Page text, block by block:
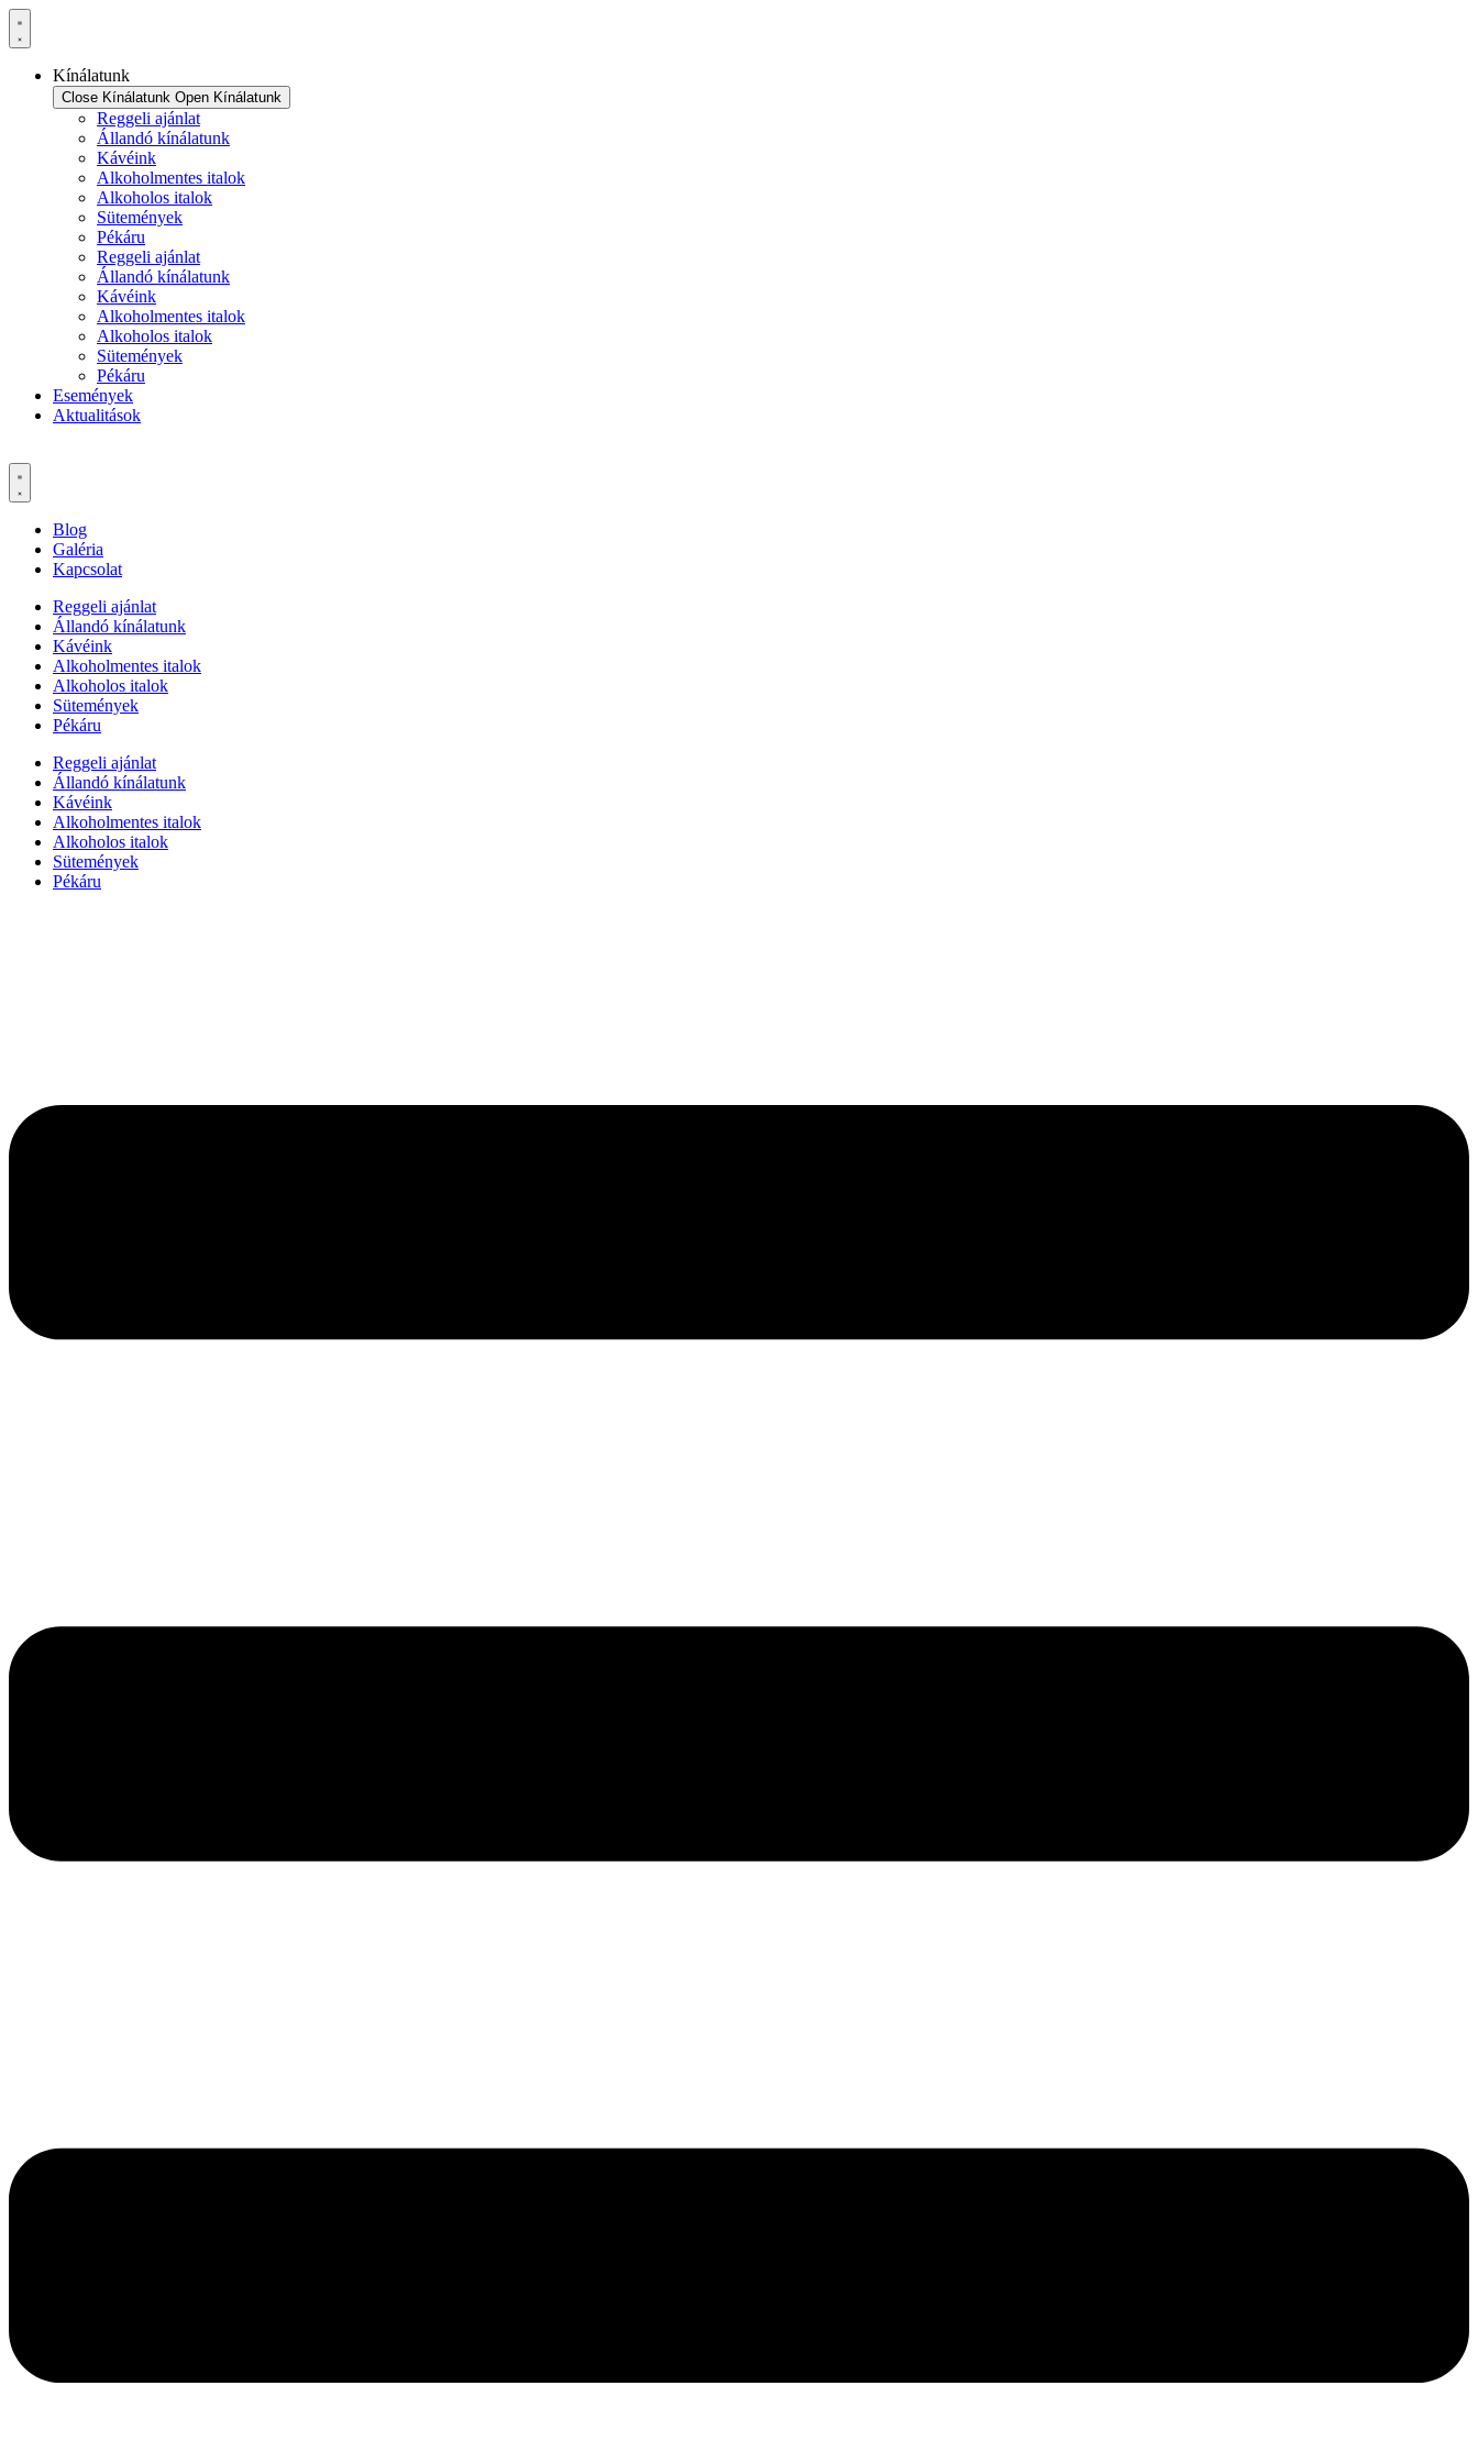
Ugrás
Kínálatunk
Close Kínálatunk Open Kínálatunk
Reggeli ajánlat
Állandó kínálatunk
Kávéink
Alkoholmentes italok
Alkoholos italok
Sütemények
Pékáru
Reggeli ajánlat
Állandó kínálatunk
Kávéink
Alkoholmentes italok
Alkoholos italok
Sütemények
Pékáru
Események
Aktualitások
Blog
Galéria
Kapcsolat
Reggeli ajánlat
Állandó kínálatunk
Kávéink
Alkoholmentes italok
Alkoholos italok
Sütemények
Pékáru
Reggeli ajánlat
Állandó kínálatunk
Kávéink
Alkoholmentes italok
Alkoholos italok
Sütemények
Pékáru